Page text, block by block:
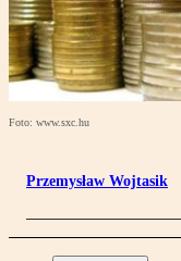
Foto: www.sxc.hu
Przemysław Wojtasik